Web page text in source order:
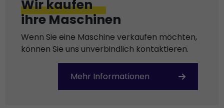
Wir kaufen
ihre Maschinen
Wenn Sie eine Maschine verkaufen möchten,
können Sie uns unverbindlich kontaktieren.
Mehr Informationen